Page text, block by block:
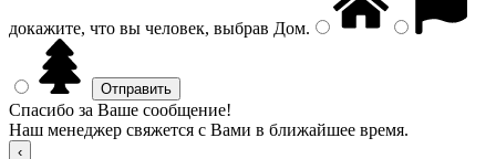
докажите, что вы человек, выбрав Дом.
Спасибо за Ваше сообщение!
Наш менеджер свяжется с Вами в ближайшее время.